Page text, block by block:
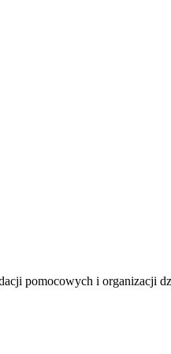
pomocowych i organizacji